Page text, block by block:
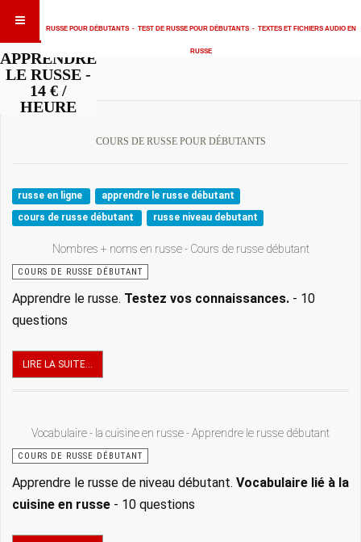
RUSSE POUR DÉBUTANTS - TEST DE RUSSE POUR DÉBUTANTS - TEXTES ET FICHIERS AUDIO EN
RUSSE
APPRENDRE
LE RUSSE -
14 € /
HEURE
COURS DE RUSSE POUR DÉBUTANTS
russe en ligne
apprendre le russe débutant
cours de russe débutant
russe niveau debutant
Nombres + noms en russe - Cours de russe débutant
COURS DE RUSSE DÉBUTANT
Apprendre le russe. Testez vos connaissances. - 10
questions
LIRE LA SUITE...
Vocabulaire - la cuisine en russe - Apprendre le russe débutant
COURS DE RUSSE DÉBUTANT
Apprendre le russe de niveau débutant. Vocabulaire lié à la
cuisine en russe - 10 questions